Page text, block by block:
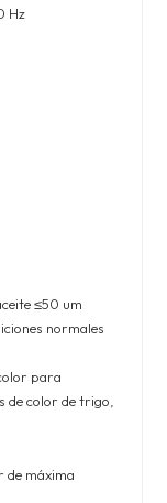
Hz
≤50 um
normales
para
de color de trigo,
de máxima